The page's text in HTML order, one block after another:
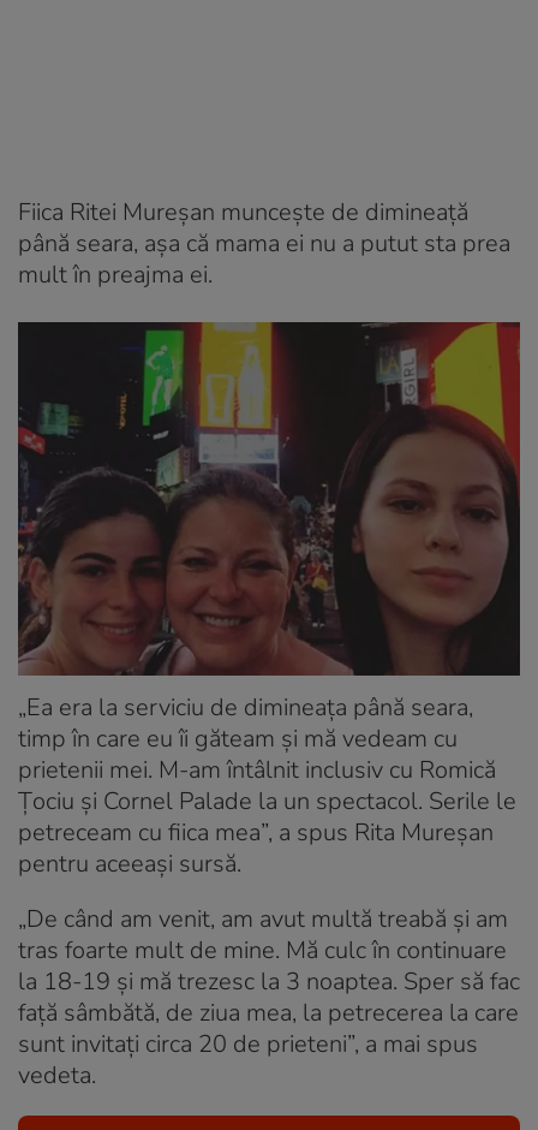
Fiica Ritei Mureșan muncește de dimineață
până seara, așa că mama ei nu a putut sta prea
mult în preajma ei.
„Ea era la serviciu de dimineaţa până seara,
timp în care eu îi găteam şi mă vedeam cu
prietenii mei. M-am întâlnit inclusiv cu Romică
Ţociu şi Cornel Palade la un spectacol. Serile le
petreceam cu fiica mea”, a spus Rita Mureşan
pentru aceeaşi sursă.
„De când am venit, am avut multă treabă şi am
tras foarte mult de mine. Mă culc în continuare
la 18-19 şi mă trezesc la 3 noaptea. Sper să fac
faţă sâmbătă, de ziua mea, la petrecerea la care
sunt invitaţi circa 20 de prieteni”, a mai spus
vedeta.